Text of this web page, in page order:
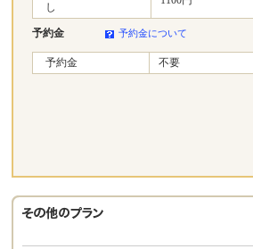
し
予約金 予約金について
予約金 不要